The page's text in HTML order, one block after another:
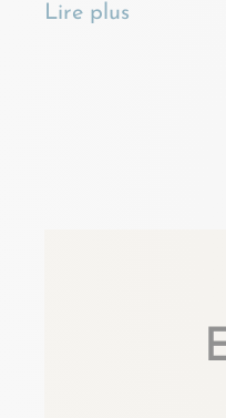
Lire plus